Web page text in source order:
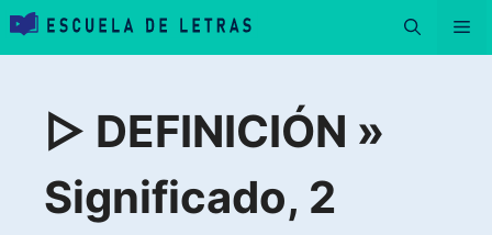
Saltar
contenido▷ DEFINICIÓN »
Significado, 2